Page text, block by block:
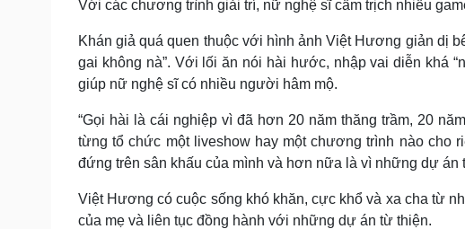
Với các chương trình giải trí, nữ nghệ sĩ cầm trịch nhiều
Khán giả quá quen thuộc với hình ảnh Việt Hương giản dị
gai không nà”. Với lối ăn nói hài hước, nhập vai diễn khá
giúp nữ nghệ sĩ có nhiều người hâm mộ.
“Gọi hài là cái nghiệp vì đã hơn 20 năm thăng trầm, 20
từng tổ chức một liveshow hay một chương trình nào cho
đứng trên sân khấu của mình và hơn nữa là vì những dự
Việt Hương có cuộc sống khó khăn, cực khổ và xa cha từ
của mẹ và liên tục đồng hành với những dự án từ thiện.